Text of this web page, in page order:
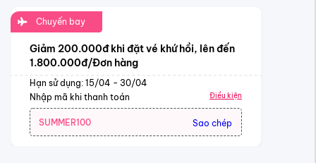
Chuyến bay
Giảm 200.000đ khi đặt vé khứ hồi, lên đến
1.800.000đ/Đơn hàng
Hạn sử dụng: 15/04 - 30/04
Nhập mã khi thanh toán
Điều kiện
SUMMER100 Sao chép